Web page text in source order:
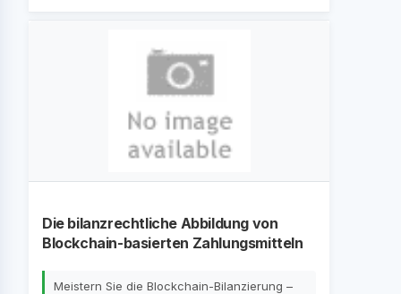
Die bilanzrechtliche Abbildung von
Blockchain-basierten Zahlungsmitteln
Meistern Sie die Blockchain-Bilanzierung –